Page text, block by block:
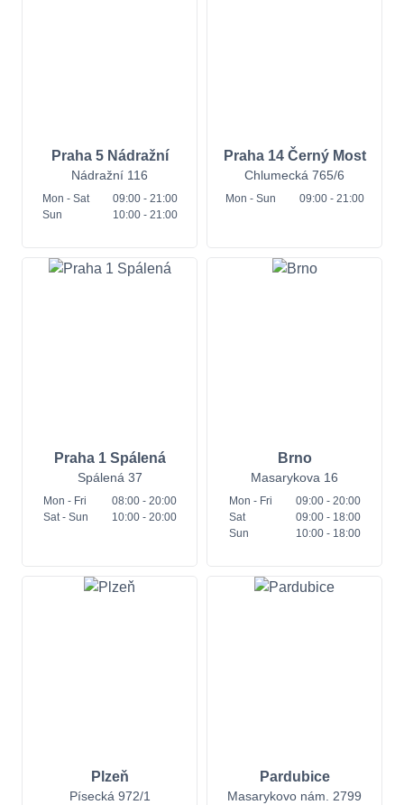
Praha 5 Nádražní
Nádražní 116
Mon - Sat
09:00 - 21:00
Sun
10:00 - 21:00
Praha 14 Černý Most
Chlumecká 765/6
Mon - Sun 09:00 - 21:00
Praha 1 Spálená
Spálená 37
Mon - Fri
08:00 - 20:00
Sat- Sun 10:00 - 20:00
Brno
Masarykova 16
Mon - Fri
09:00 - 20:00
Sat
09:00 - 18:00
Sun
10:00 - 18:00
Plzeň
Písecká 972/1
Pardubice
Masarykovo nám. 2799